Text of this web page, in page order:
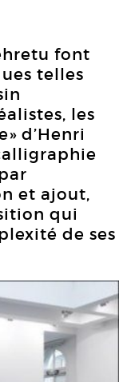
font
telles
les
d’Henri
et ajout,
qui
de ses